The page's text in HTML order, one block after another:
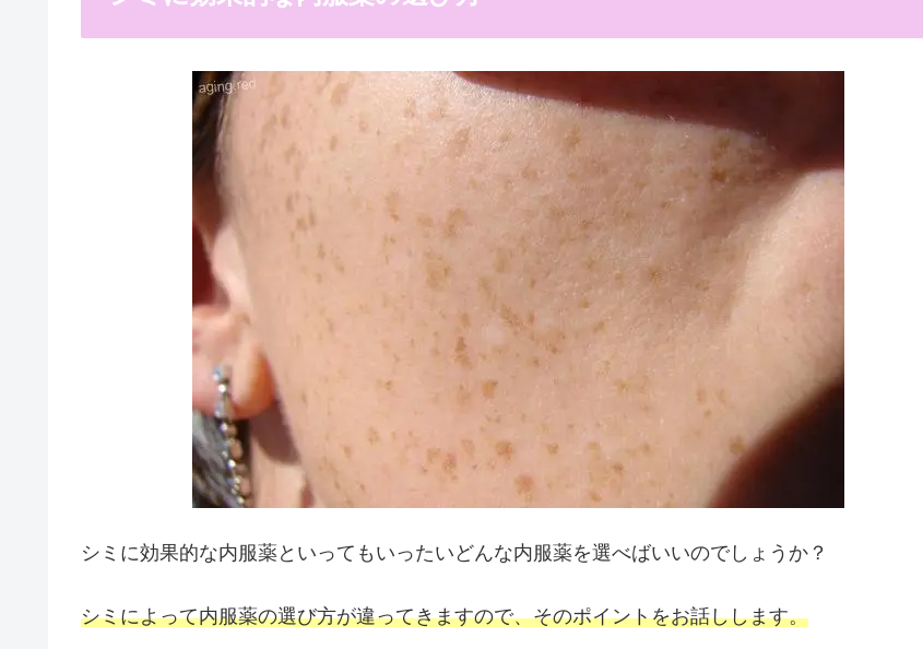
シミに効果的な内服薬といってもいったいどんな内服薬を選べばいいのでしょうか？
シミによって内服薬の選び方が違ってきますので、そのポイントをお話しします。